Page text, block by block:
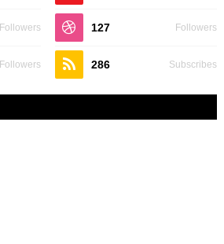
Followers 127 Followers
Followers 286 Subscribes